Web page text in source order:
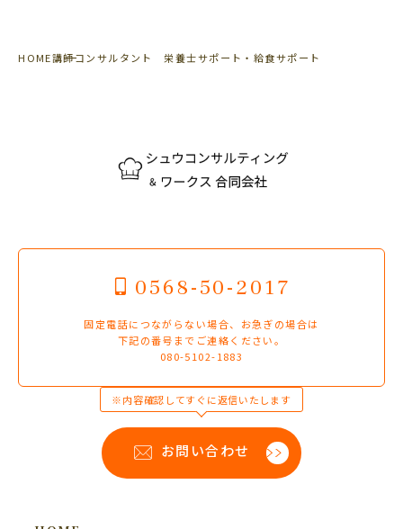
HOME講師コンサルタント 栄養士サポート・給食サポート
0568-50-2017
固定電話につながらない場合、お急ぎの場合は
下記の番号までご連絡ください。
080-5102-1883
※内容確認してすぐに返信いたします
お問い合わせ